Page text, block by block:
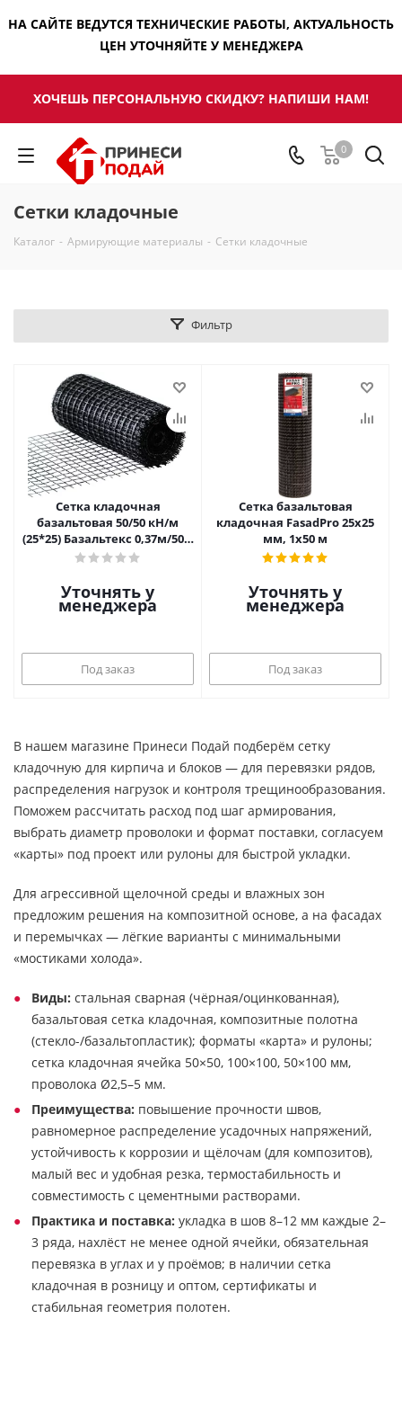
НА САЙТЕ ВЕДУТСЯ ТЕХНИЧЕСКИЕ РАБОТЫ, АКТУАЛЬНОСТЬ
ЦЕН УТОЧНЯЙТЕ У МЕНЕДЖЕРА
ХОЧЕШЬ ПЕРСОНАЛЬНУЮ СКИДКУ? НАПИШИ НАМ!
0
Сетки кладочные
Каталог - Армирующие материалы - Сетки кладочные
Фильтр
Сетка кладочная
базальтовая 50/50 кН/м
(25*25) Базальтекс 0,37м/50м
Bautex
Уточнять у
менеджера
Под заказ
Сетка базальтовая
кладочная FasadPro 25х25
мм, 1х50 м
Уточнять у
менеджера
Под заказ
В нашем магазине Принеси Подай подберём сетку
кладочную для кирпича и блоков — для перевязки рядов,
распределения нагрузок и контроля трещинообразования.
Поможем рассчитать расход под шаг армирования,
выбрать диаметр проволоки и формат поставки, согласуем
«карты» под проект или рулоны для быстрой укладки.
Для агрессивной щелочной среды и влажных зон
предложим решения на композитной основе, а на фасадах
и перемычках — лёгкие варианты с минимальными
«мостиками холода».
Виды: стальная сварная (чёрная/оцинкованная),
базальтовая сетка кладочная, композитные полотна
(стекло-/базальтопластик); форматы «карта» и рулоны;
сетка кладочная ячейка 50×50, 100×100, 50×100 мм,
проволока Ø2,5–5 мм.
Преимущества: повышение прочности швов,
равномерное распределение усадочных напряжений,
устойчивость к коррозии и щёлочам (для композитов),
малый вес и удобная резка, термостабильность и
совместимость с цементными растворами.
Практика и поставка: укладка в шов 8–12 мм каждые 2–
3 ряда, нахлёст не менее одной ячейки, обязательная
перевязка в углах и у проёмов; в наличии сетка
кладочная в розницу и оптом, сертификаты и
стабильная геометрия полотен.